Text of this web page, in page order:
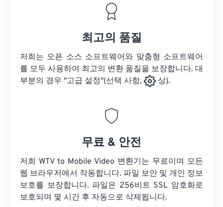
최고의 품질
저희는 오픈 소스 소프트웨어와 맞춤형 소프트웨어
를 모두 사용하여 최고의 변환 품질을 보장합니다. 대
부분의 경우 "고급 설정"(선택 사항,
상).
무료 & 안전
저희 WTV to Mobile Video 변환기는 무료이며 모든
웹 브라우저에서 작동합니다. 파일 보안 및 개인 정보
보호를 보장합니다. 파일은 256비트 SSL 암호화로
보호되며 몇 시간 후 자동으로 삭제됩니다.